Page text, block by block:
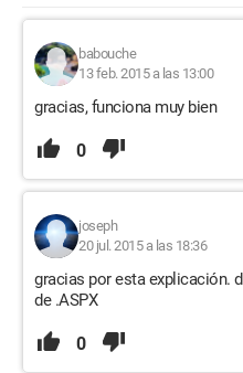
babouche
13 feb. 2015 a las 13:00
gracias, funciona muy bien
0
joseph
20 jul. 2015 a las 18:36
gracias por esta explicación.
de .ASPX
0